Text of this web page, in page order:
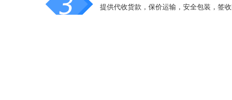
提供代收货款，保价运输，安全包装，签收